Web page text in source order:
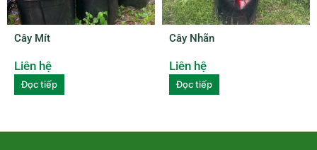
Cây Mít
Liên hệ
Đọc tiếp
Cây Nhãn
Liên hệ
Đọc tiếp